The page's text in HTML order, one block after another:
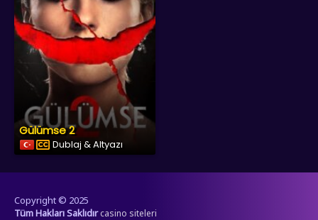
Gülümse 2
Dublaj & Altyazı
Copyright © 2025
Tüm Hakları Saklıdır casino siteleri